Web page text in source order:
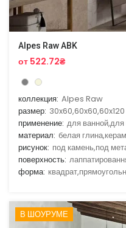
Alpes Raw ABK
от 522.72₴
коллекция: Alpes Raw
размер: 30x60,60x60,60x120
применение: для
материал: белая
рисунок: под камень,под
поверхность:
форма:
В ШОУРУМЕ